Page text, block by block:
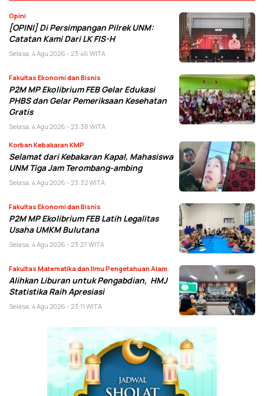
Opini
[OPINI] Di Persimpangan Pilrek UNM:
Catatan Kami Dari LK FIS-H
Selasa, 4 Agu 2026 - 23:46 WITA
Fakultas Ekonomi dan Bisnis
P2M MP Ekolibrium FEB Gelar Edukasi
PHBS dan Gelar Pemeriksaan Kesehatan
Gratis
Selasa, 4 Agu 2026 - 23:38 WITA
Korban Kebakaran KMP
Selamat dari Kebakaran Kapal, Mahasiswa
UNM Tiga Jam Terombang-ambing
Selasa, 4 Agu 2026 - 23:32 WITA
Fakultas Ekonomi dan Bisnis
P2M MP Ekolibrium FEB Latih Legalitas
Usaha UMKM Bulutana
Selasa, 4 Agu 2026 - 23:27 WITA
Fakultas Matematika dan Ilmu Pengetahuan Alam
Alihkan Liburan untuk Pengabdian, HMJ
Statistika Raih Apresiasi
Selasa, 4 Agu 2026 - 23:11 WITA